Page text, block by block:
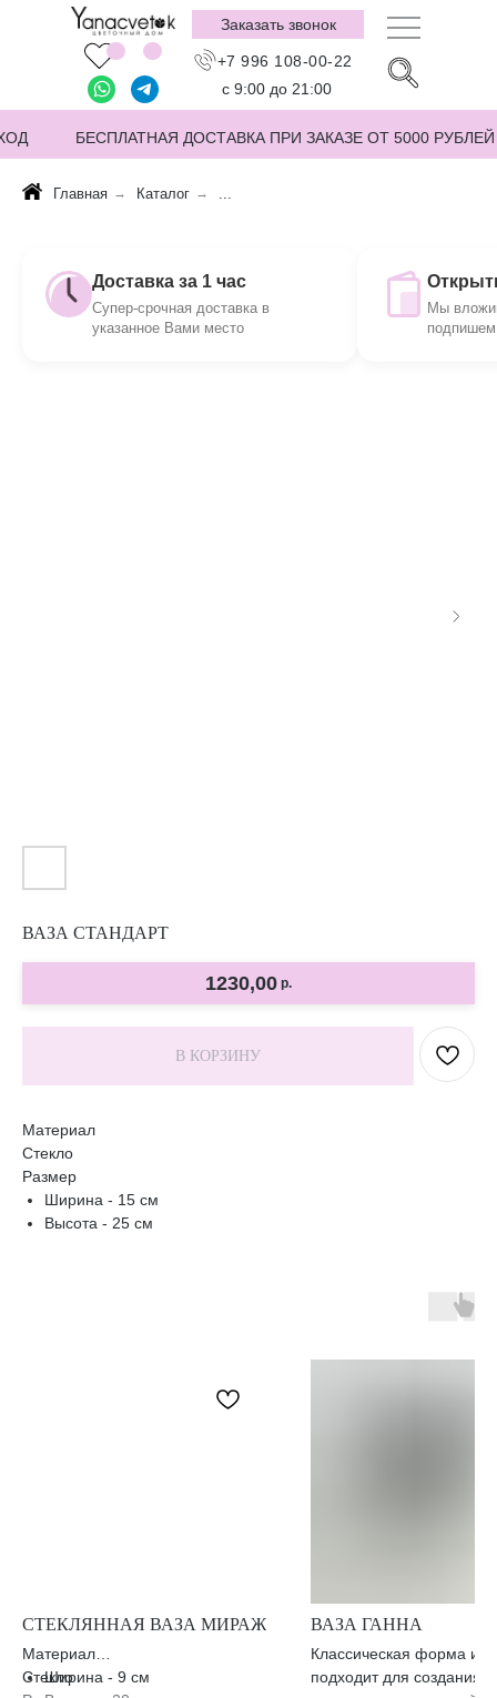
+7 996 108-00-22
Заказать звонок
БЕСПЛАТНАЯ ДОСТАВКА ПРИ ЗАКАЗЕ ОТ 5000 РУБЛЕЙ
с 9:00 до 21:00
Главная → Каталог → ...
Доставка за 1 час
Супер-срочная доставка в
указанное Вами место
Мы
ВАЗА СТАНДАРТ
1230,00 р.
В КОРЗИНУ
Материал
Стекло
Размер
Ширина - 15 см
Высота - 25 см
СТЕКЛЯННАЯ ВАЗА МИРАЖ
Материал
Стекло
Ширина - 9 см
ВАЗА ГАННА
Классическая форма
подходит для создания